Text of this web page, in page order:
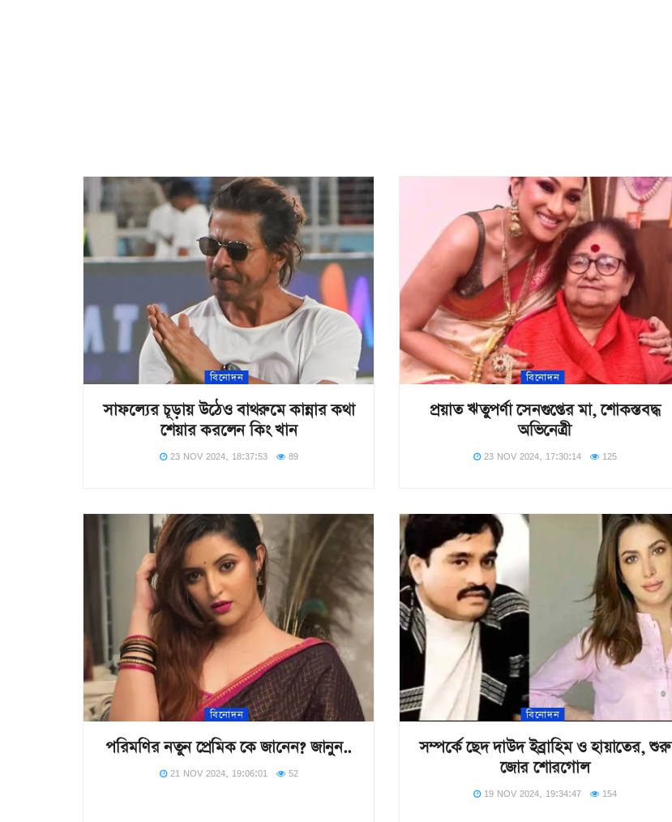
বিনোদন
সাফল্যের চূড়ায় উঠেও বাথরুমে কান্নার কথা
শেয়ার করলেন কিং খান
23 NOV 2024, 18:37:53 89
বিনোদন
প্রয়াত ঋতুপর্ণা সেনগুপ্তের মা, শোকস্তবদ্ধ
অভিনেত্রী
23 NOV 2024, 17:30:14 125
বিনোদন
পরিমণির নতুন প্রেমিক কে জানেন? জানুন..
21 NOV 2024, 19:06:01 52
বিনোদন
সম্পর্কে ছেদ দাউদ ইব্রাহিম ও হায়াতের, শুরু
জোর শোরগোল
19 NOV 2024, 19:34:47 154